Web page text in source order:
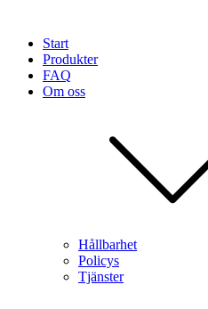
Start
Produkter
FAQ
Om oss
Hållbarhet
Policys
Tjänster